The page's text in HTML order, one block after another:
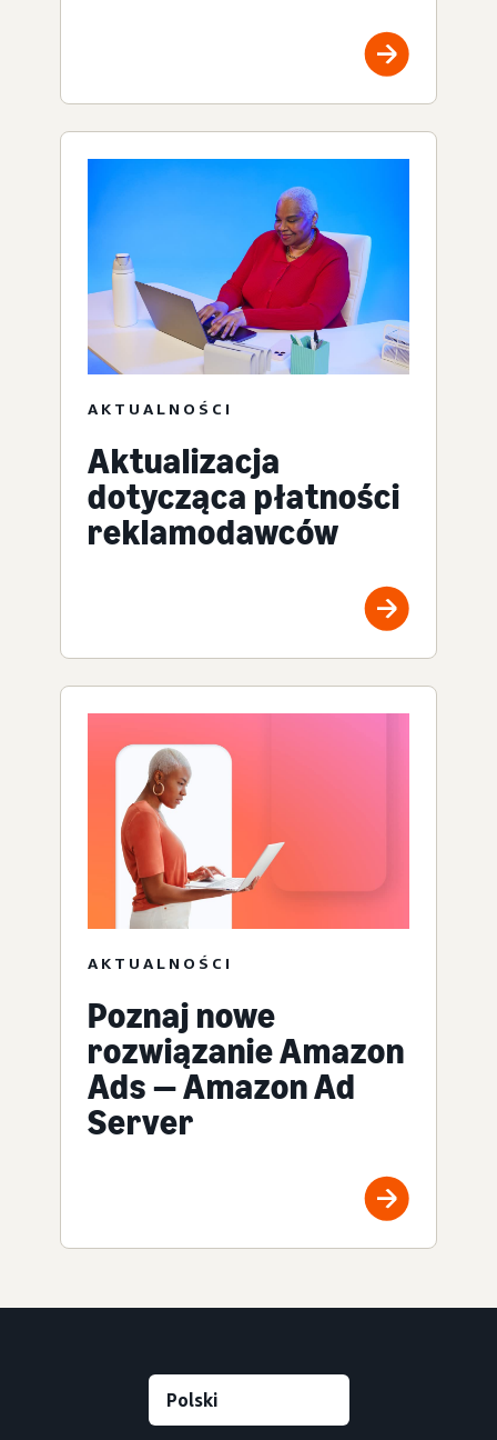
AKTUALNOŚCI
Aktualizacja
dotycząca płatności
reklamodawców
AKTUALNOŚCI
Poznaj nowe
rozwiązanie Amazon
Ads — Amazon Ad
Server